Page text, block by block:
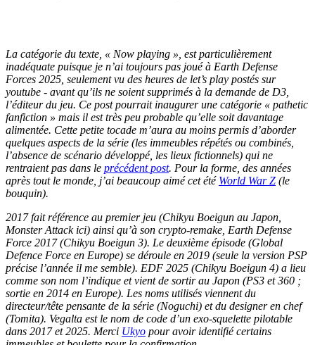
La catégorie du texte, « Now playing », est particulièrement
inadéquate puisque je n’ai toujours pas joué à Earth Defense
Forces 2025, seulement vu des heures de let’s play postés sur
youtube - avant qu’ils ne soient supprimés à la demande de D3,
l’éditeur du jeu. Ce post pourrait inaugurer une catégorie « pathetic
fanfiction » mais il est très peu probable qu’elle soit davantage
alimentée. Cette petite tocade m’aura au moins permis d’aborder
quelques aspects de la série (les immeubles répétés ou combinés,
l’absence de scénario développé, les lieux fictionnels) qui ne
rentraient pas dans le précédent post. Pour la forme, des années
après tout le monde, j’ai beaucoup aimé cet été World War Z (le
bouquin).
2017 fait référence au premier jeu (Chikyu Boeigun au Japon,
Monster Attack ici) ainsi qu’à son crypto-remake, Earth Defense
Force 2017 (Chikyu Boeigun 3). Le deuxième épisode (Global
Defence Force en Europe) se déroule en 2019 (seule la version PSP
précise l’année il me semble). EDF 2025 (Chikyu Boeigun 4) a lieu
comme son nom l’indique et vient de sortir au Japon (PS3 et 360 ;
sortie en 2014 en Europe). Les noms utilisés viennent du
directeur/tête pensante de la série (Noguchi) et du designer en chef
(Tomita). Vegalta est le nom de code d’un exo-squelette pilotable
dans 2017 et 2025. Merci Ukyo pour avoir identifié certains